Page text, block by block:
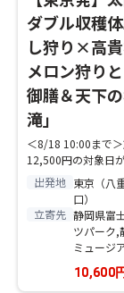
ダブル収穫
し狩り×高
メロン狩り
御膳＆天下
滝」
＜8/18 10:00まで
12,500円の対象日
出発地 東京（八
口）
立寄先 静岡県富
ツパーク,
ミュージ
10,600